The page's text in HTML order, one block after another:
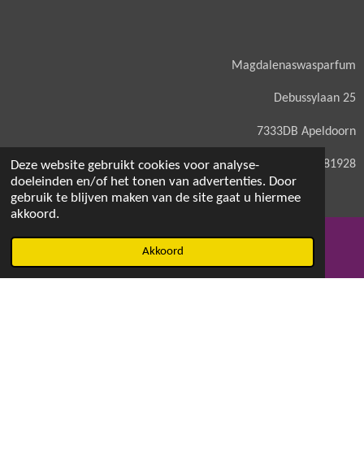
Deze website gebruikt cookies voor analyse-
doeleinden en/of het tonen van advertenties. Door
gebruik te blijven maken van de site gaat u hiermee
akkoord.
Akkoord
Magdalenaswasparfum
Debussylaan 25
7333DB Apeldoorn
KVK: 71581928
© 2021 - 2026 Magdalenaswasparfum